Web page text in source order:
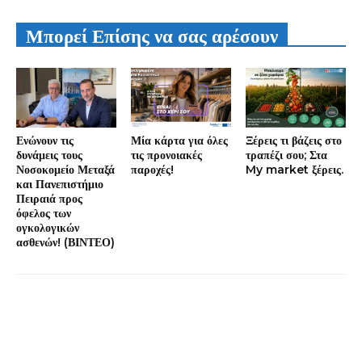
Μπορεί Επίσης να σας αρέσουν
Ενώνουν τις
δυνάμεις τους
Νοσοκομείο Μεταξά
και Πανεπιστήμιο
Πειραιά προς
όφελος των
ογκολογικών
ασθενών! (ΒΙΝΤΕΟ)
Μία κάρτα για όλες
τις προνοιακές
παροχές!
Ξέρεις τι βάζεις στο
τραπέζι σου; Στα
My market ξέρεις.